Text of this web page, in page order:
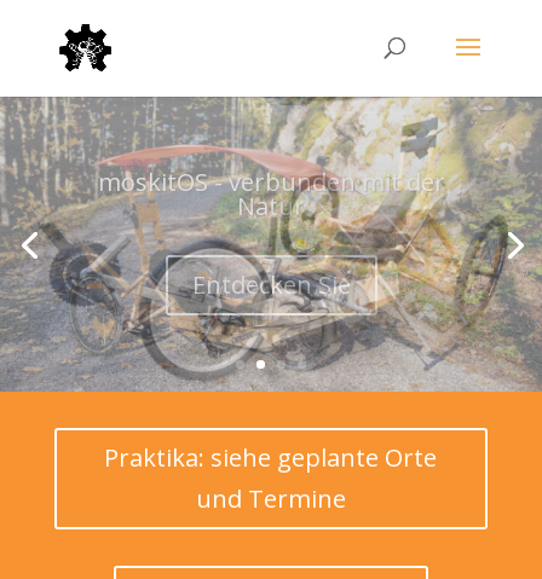
moskitOS - das selbstgebaute
Trike!
Entdecken Sie
Praktika: siehe geplante Orte
und Termine